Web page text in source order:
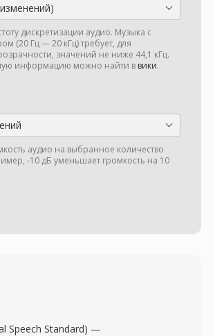
дискретизации аудио. Музыка с
(20 Гц — 20 кГц) требует, для
значений не ниже 44,1 кГц.
информацию можно найти в вики.
аудио на выбранное количество
-10 дБ уменьшает громкость на 10
Speech Standard) —